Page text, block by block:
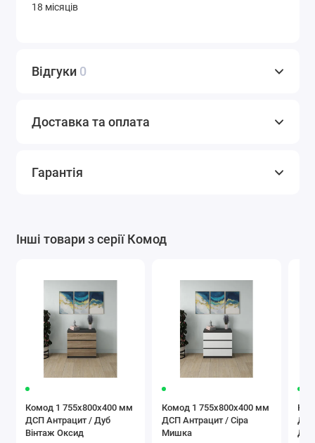
18 місяців
Відгуки 0
Доставка та оплата
Гарантія
Інші товари з серії Комод
Комод 1 755х800х400 мм
ДСП Антрацит / Дуб
Вінтаж Оксид
Комод 1 755х800х400 мм
ДСП Антрацит / Сіра
Мишка
Дуб